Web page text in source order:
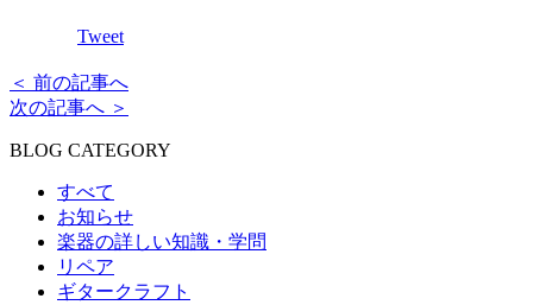
Tweet
＜ 前の記事へ
次の記事へ ＞
BLOG CATEGORY
すべて
お知らせ
楽器の詳しい知識・学問
リペア
ギタークラフト